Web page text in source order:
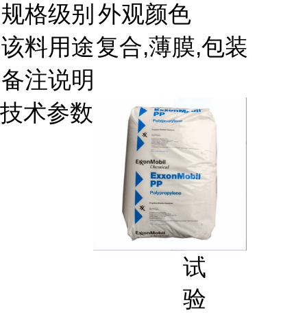
规格级别 外观颜色
该料用途复合,薄膜,包装
备注说明
技术参数
试
验